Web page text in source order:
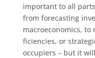
important to all
from forecasting
macroeconomics,
ficiencies, or
occupiers – but it